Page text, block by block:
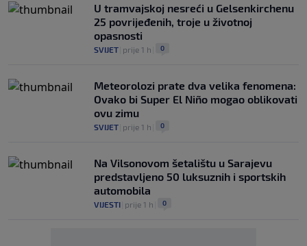
U tramvajskoj nesreći u Gelsenkirchenu
25 povrijeđenih, troje u životnoj
opasnosti
SVIJET prije 1 h 0
Meteorolozi prate dva velika fenomena:
Ovako bi Super El Niño mogao oblikovati
ovu zimu
SVIJET prije 1 h 0
Na Vilsonovom šetalištu u Sarajevu
predstavljeno 50 luksuznih i sportskih
automobila
VIJESTI prije 1 h 0